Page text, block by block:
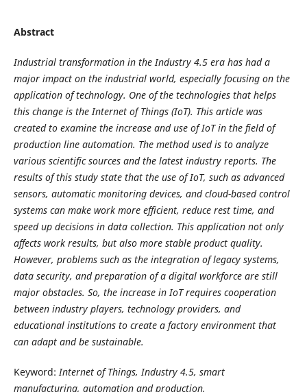
Abstract
Industrial transformation in the Industry 4.5 era has had a
major impact on the industrial world, especially focusing on the
application of technology. One of the technologies that helps
this change is the Internet of Things (IoT). This article was
created to examine the increase and use of IoT in the field of
production line automation. The method used is to analyze
various scientific sources and the latest industry reports. The
results of this study state that the use of IoT, such as advanced
sensors, automatic monitoring devices, and cloud-based control
systems can make work more efficient, reduce rest time, and
speed up decisions in data collection. This application not only
affects work results, but also more stable product quality.
However, problems such as the integration of legacy systems,
data security, and preparation of a digital workforce are still
major obstacles. So, the increase in IoT requires cooperation
between industry players, technology providers, and
educational institutions to create a factory environment that
can adapt and be sustainable.
Keyword: Internet of Things, Industry 4.5, smart
manufacturing, automation and production.